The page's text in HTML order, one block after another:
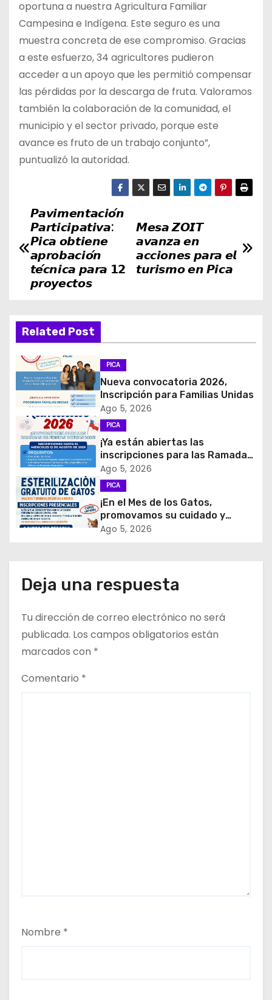
oportuna a nuestra Agricultura Familiar
Campesina e Indígena. Este seguro es una
muestra concreta de ese compromiso. Gracias
a este esfuerzo, 34 agricultores pudieron
acceder a un apoyo que les permitió compensar
las pérdidas por la descarga de fruta. Valoramos
también la colaboración de la comunidad, el
municipio y el sector privado, porque este
avance es fruto de un trabajo conjunto”,
puntualizó la autoridad.
N
a
g
a
c
i
ó
n
d
e
e
t
a
d
a
𝙈𝙚𝙨𝙖 𝙕𝙊𝙄𝙏
𝙖𝙫𝙖𝙣𝙯𝙖 𝙚𝙣
𝙖𝙘𝙘𝙞𝙤𝙣𝙚𝙨 𝙥𝙖𝙧𝙖 𝙚𝙡
𝙩𝙪𝙧𝙞𝙨𝙢𝙤 𝙚𝙣 𝙋𝙞𝙘𝙖
𝙋𝙖𝙫𝙞𝙢𝙚𝙣𝙩𝙖𝙘𝙞𝙤́𝙣
𝙋𝙖𝙧𝙩𝙞𝙘𝙞𝙥𝙖𝙩𝙞𝙫𝙖:
𝙋𝙞𝙘𝙖 𝙤𝙗𝙩𝙞𝙚𝙣𝙚
𝙖𝙥𝙧𝙤𝙗𝙖𝙘𝙞𝙤́𝙣
𝙩𝙚́𝙘𝙣𝙞𝙘𝙖 𝙥𝙖𝙧𝙖 𝟭𝟮
𝙥𝙧𝙤𝙮𝙚𝙘𝙩𝙤𝙨
Related Post
PICA
Nueva convocatoria 2026,
Inscripción para Familias Unidas
Ago 5, 2026
PICA
¡Ya están abiertas las
inscripciones para las Ramadas
de Fiestas Patrias 2026!
Ago 5, 2026
PICA
¡En el Mes de los Gatos,
promovamos su cuidado y
tenencia responsable!
Ago 5, 2026
Deja una respuesta
Tu dirección de correo electrónico no será
publicada. Los campos obligatorios están
marcados con *
Comentario *
Nombre *